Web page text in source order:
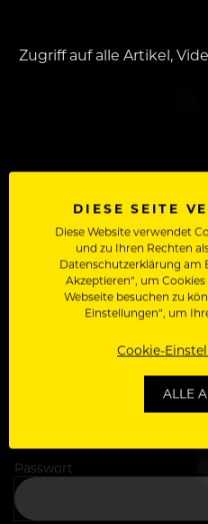
Zugriff auf alle Artikel,
Dein Vorname
In welchem Bereich arbeitest
Passwort
DIESE SEITE
Diese Website verwendet
und zu Ihren Rechten
Datenschutzerklärung am
Akzeptieren“, um
Webseite besuchen zu
Einstellungen“, um
Cookie-
ALLE